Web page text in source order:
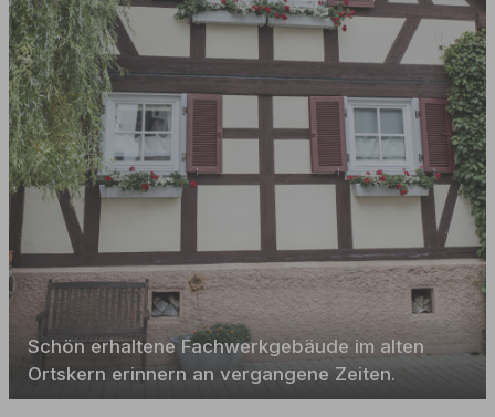
Schön erhaltene Fachwerkgebäude im alten
Ortskern erinnern an vergangene Zeiten.